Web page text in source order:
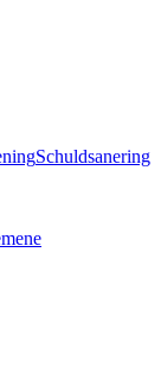
Schuldsanering